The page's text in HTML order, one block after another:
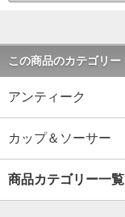
この商品のカテゴリー
アンティーク
カップ＆ソーサー
商品カテゴリー一覧